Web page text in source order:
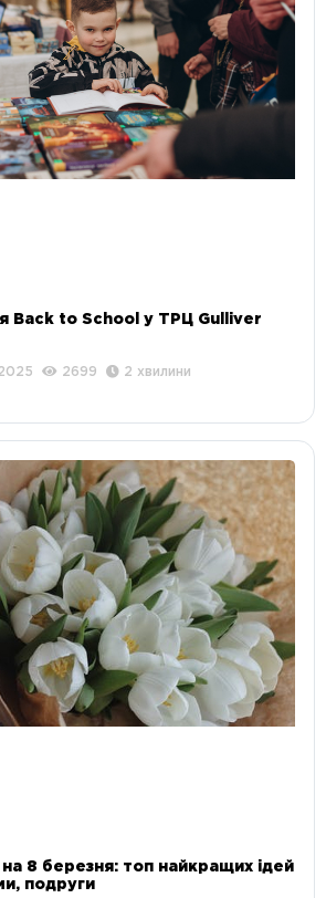
Back to School у ТРЦ Gulliver
2699 2 хвилини
8 березня: топ найкращих ідей
подруги